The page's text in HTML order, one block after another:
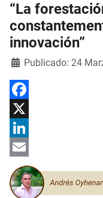
“La
innovación”
Detalles
Publicado: 24
Facebook
X
LinkedIn
Email